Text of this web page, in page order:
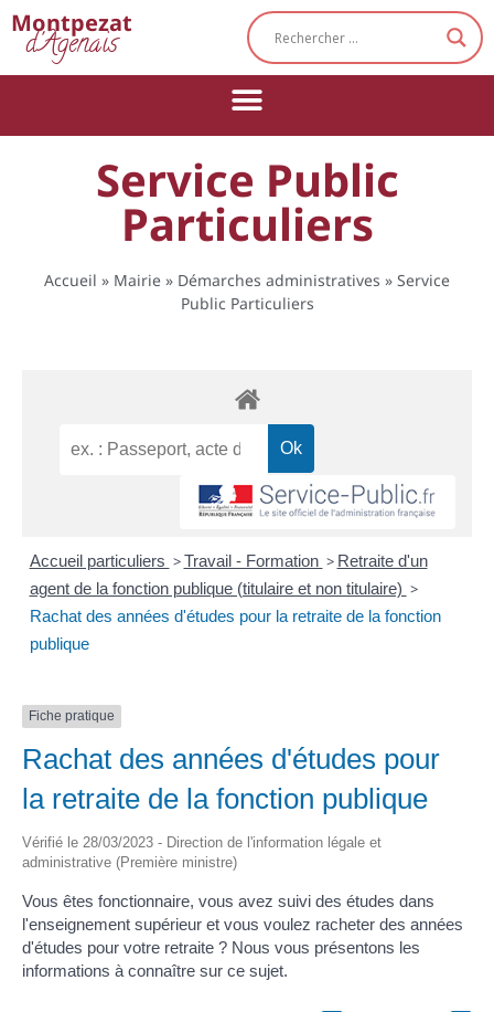
Montpezat
d'Agenais
Service Public
Particuliers
Accueil » Mairie » Démarches administratives » Service
Public Particuliers
Accueil particuliers > Travail - Formation > Retraite d'un
agent de la fonction publique (titulaire et non titulaire) >
Rachat des années d'études pour la retraite de la fonction
publique
Fiche pratique
Rachat des années d'études pour
la retraite de la fonction publique
Vérifié le 28/03/2023 - Direction de l'information légale et
administrative (Première ministre)
Vous êtes fonctionnaire, vous avez suivi des études dans
l'enseignement supérieur et vous voulez racheter des années
d'études pour votre retraite ? Nous vous présentons les
informations à connaître sur ce sujet.
Cookies management panel